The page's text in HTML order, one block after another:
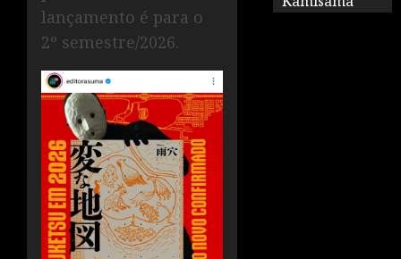
lançamento é para o
2º semestre/2026.